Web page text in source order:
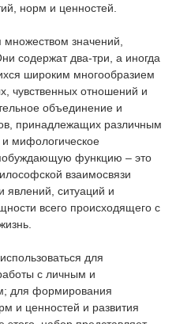
норм и ценностей.
множеством значений,
содержат два-три, а иногда
широким многообразием
чувственных отношений и
объединение и
принадлежащих различным
мифологическое
функцию – это
взаимосвязи
ситуаций и
всего происходящего с
для
с личным и
для формирования
и ценностей и развития